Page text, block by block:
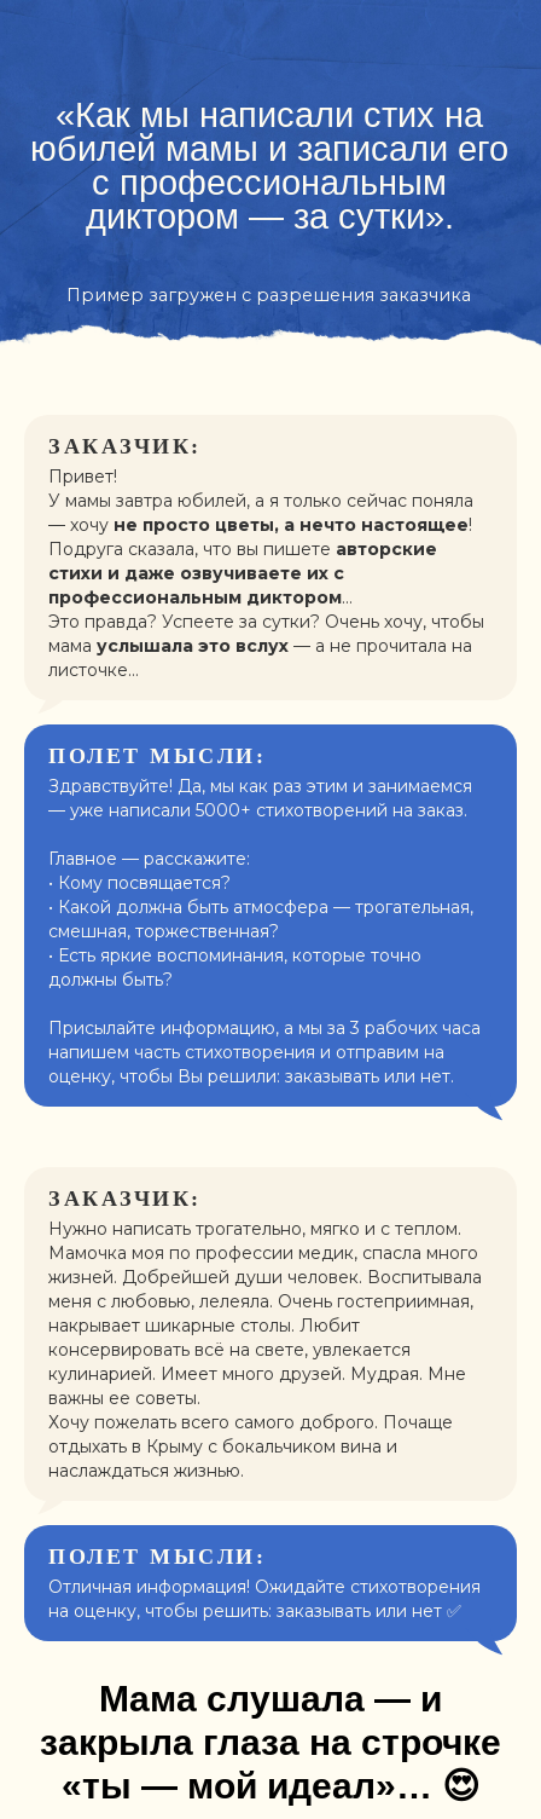
«Как мы написали стих на
юбилей мамы и записали его
с профессиональным
диктором — за сутки».
ЗАКАЗЧИК:
Привет!
У мамы завтра юбилей, а я только сейчас поняла
— хочу не просто цветы, а нечто настоящее!
Подруга сказала, что вы пишете авторские
стихи и даже озвучиваете их с
профессиональным диктором…
Это правда? Успеете за сутки? Очень хочу, чтобы
мама услышала это вслух — а не прочитала на
листочке…
ПОЛЕТ МЫСЛИ:
Здравствуйте! Да, мы как раз этим и занимаемся
— уже написали 5000+ стихотворений на заказ.
Главное — расскажите:
• Кому посвящается?
• Какой должна быть атмосфера — трогательная,
смешная, торжественная?
• Есть яркие воспоминания, которые точно
должны быть?
Присылайте информацию, а мы за 3 рабочих часа
напишем часть стихотворения и отправим на
оценку, чтобы Вы решили: заказывать или нет.
ЗАКАЗЧИК:
Нужно написать трогательно, мягко и с теплом.
Мамочка моя по профессии медик, спасла много
жизней. Добрейшей души человек. Воспитывала
меня с любовью, лелеяла. Очень гостеприимная,
накрывает шикарные столы. Любит
консервировать всё на свете, увлекается
кулинарией. Имеет много друзей. Мудрая. Мне
важны ее советы.
Хочу пожелать всего самого доброго. Почаще
отдыхать в Крыму с бокальчиком вина и
наслаждаться жизнью.
ПОЛЕТ МЫСЛИ:
Отличная информация! Ожидайте стихотворения
на оценку, чтобы решить: заказывать или нет ✅
Мама слушала — и
закрыла глаза на строчке
«ты — мой идеал»… 😍